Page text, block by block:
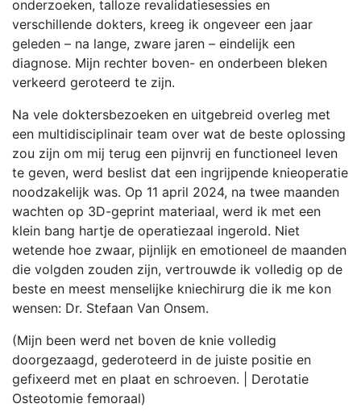
onderzoeken, talloze revalidatiesessies en
verschillende dokters, kreeg ik ongeveer een jaar
geleden – na lange, zware jaren – eindelijk een
diagnose. Mijn rechter boven- en onderbeen bleken
verkeerd geroteerd te zijn.
Na vele doktersbezoeken en uitgebreid overleg met
een multidisciplinair team over wat de beste oplossing
zou zijn om mij terug een pijnvrij en functioneel leven
te geven, werd beslist dat een ingrijpende knieoperatie
noodzakelijk was. Op 11 april 2024, na twee maanden
wachten op 3D-geprint materiaal, werd ik met een
klein bang hartje de operatiezaal ingerold. Niet
wetende hoe zwaar, pijnlijk en emotioneel de maanden
die volgden zouden zijn, vertrouwde ik volledig op de
beste en meest menselijke kniechirurg die ik me kon
wensen: Dr. Stefaan Van Onsem.
(Mijn been werd net boven de knie volledig
doorgezaagd, gederoteerd in de juiste positie en
gefixeerd met en plaat en schroeven. | Derotatie
Osteotomie femoraal)